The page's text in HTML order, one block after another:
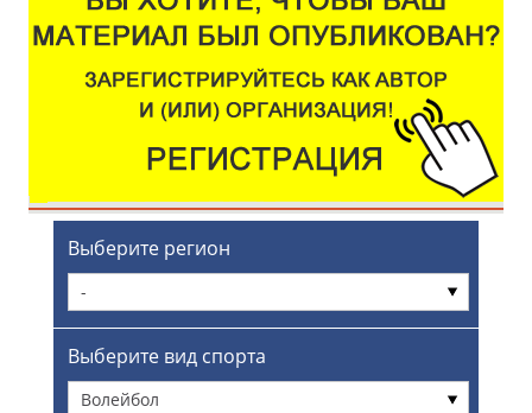
Выберите регион
-
Выберите вид спорта
Волейбол